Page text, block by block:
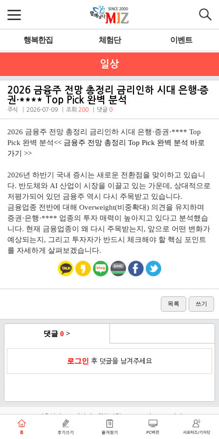
행복한집 체험단 이벤트
일상
2026 금융주 전망 총정리 금리인하 시대 은행·증
권·**** Top Pick 완벽 분석
주식 2026-07-09 조회 200 댓글 0
2026 금융주 전망 총정리 금리인하 시대 은행·증권·**** Top
Pick 완벽 분석<< 금융주 전망 총정리 Top Pick 완벽 분석 바로
가기 >>
2026년 하반기 국내 증시는 새로운 전환점을 맞이하고 있습니
다. 반도체와 AI 산업이 시장을 이끌고 있는 가운데, 상대적으로
저평가되어 있던 금융주 역시 다시 주목받고 있습니다.
금융업종 전반에 대해 Overweight(비중확대) 의견을 유지하며
증권·은행·**** 업종의 투자 매력이 높아지고 있다고 분석했습
니다. 현재 금융업종이 왜 다시 주목받는지, 앞으로 어떤 변화가
예상되는지, 그리고 투자자가 반드시 체크해야 할 핵심 포인트
를 자세하게 살펴보겠습니다.
목록 쓰기
댓글 0 >
로그인 후 덧글을 남겨주세요
이용약관 개인정보취급방침 로그인 PC버전
쑥쑥플래닛 주식회사 대표이사 : 천선아